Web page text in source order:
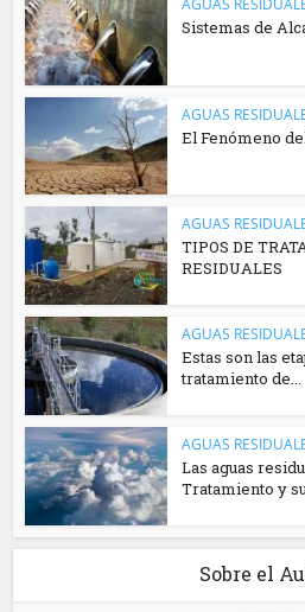
AGUAS
Sistemas de
AGUAS
El Fenómeno
AGUAS
TIPOS DE
RESIDUALES
AGUAS
Estas son las
tratamiento de...
AGUAS
Las aguas
Tratamiento y
Sobre el